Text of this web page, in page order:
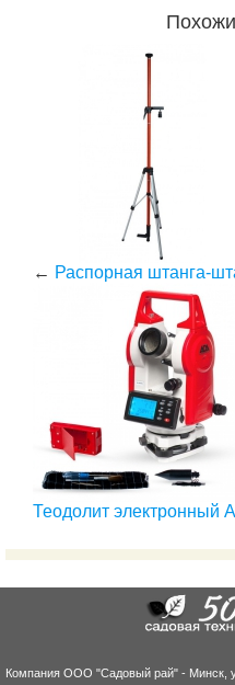
← Распорная штанга-
Теодолит электронный
Компания ООО "Садовый рай" - Минск,